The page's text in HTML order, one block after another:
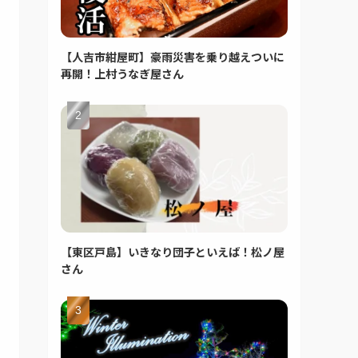
【人吉市紺屋町】豪雨災害を乗り越えついに
再開！上村うなぎ屋さん
【東区戸島】いきなり団子といえば！松ノ屋
さん